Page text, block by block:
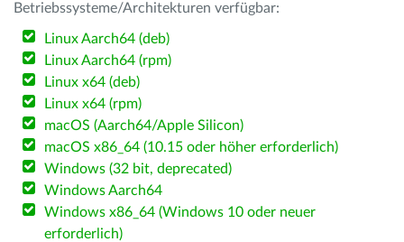
Betriebssysteme/Architekturen verfügbar:
Linux Aarch64 (deb)
Linux Aarch64 (rpm)
Linux x64 (deb)
Linux x64 (rpm)
macOS (Aarch64/Apple Silicon)
macOS x86_64 (10.15 oder höher erforderlich)
Windows (32 bit, deprecated)
Windows Aarch64
Windows x86_64 (Windows 10 oder neuer
erforderlich)